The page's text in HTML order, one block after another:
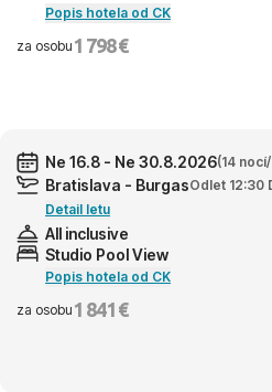
Popis hotela od CK
za osobu 1 798 €
Ne 16.8 - Ne 30.8.2026(14
Bratislava - BurgasOdlet 12:30
Detail letu
All inclusive
Studio Pool View
Popis hotela od CK
za osobu 1 841 €